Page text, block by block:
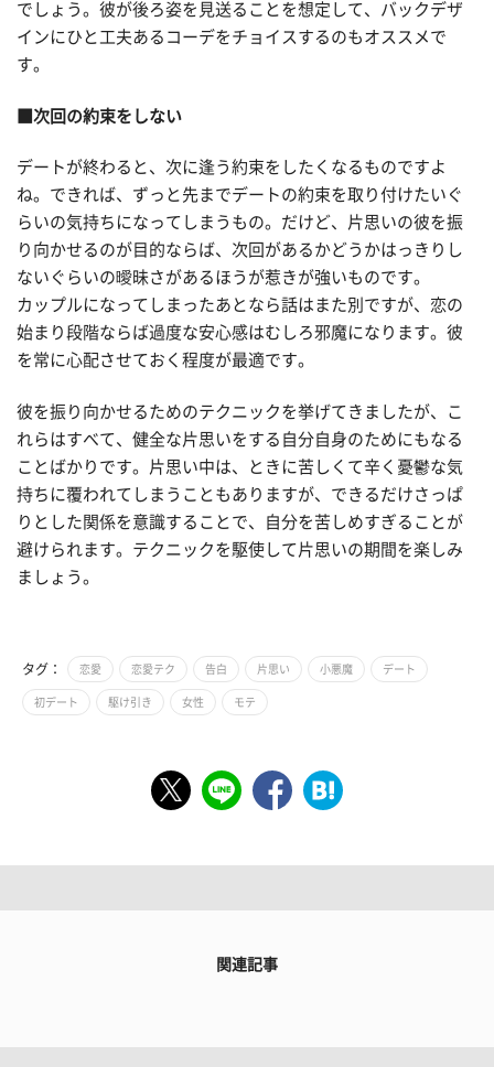
でしょう。彼が後ろ姿を見送ることを想定して、バックデザ
インにひと工夫あるコーデをチョイスするのもオススメで
す。
■次回の約束をしない
デートが終わると、次に逢う約束をしたくなるものですよ
ね。できれば、ずっと先までデートの約束を取り付けたいぐ
らいの気持ちになってしまうもの。だけど、片思いの彼を振
り向かせるのが目的ならば、次回があるかどうかはっきりし
ないぐらいの曖昧さがあるほうが惹きが強いものです。
カップルになってしまったあとなら話はまた別ですが、恋の
始まり段階ならば過度な安心感はむしろ邪魔になります。彼
を常に心配させておく程度が最適です。
彼を振り向かせるためのテクニックを挙げてきましたが、こ
れらはすべて、健全な片思いをする自分自身のためにもなる
ことばかりです。片思い中は、ときに苦しくて辛く憂鬱な気
持ちに覆われてしまうこともありますが、できるだけさっぱ
りとした関係を意識することで、自分を苦しめすぎることが
避けられます。テクニックを駆使して片思いの期間を楽しみ
ましょう。
タグ： 恋愛 恋愛テク 告白 片思い 小悪魔 デート
初デート 駆け引き 女性 モテ
関連記事